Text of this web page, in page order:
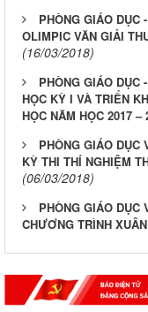
PHÒNG GIÁO DỤC
OLIMPIC VĂN GIẢI
(16/03/2018)
PHÒNG GIÁO DỤC
HỌC KỲ I VÀ TRIỂN
HỌC NĂM HỌC 2017 –
PHÒNG GIÁO DỤC
KỲ THI THÍ NGHIỆM
(06/03/2018)
PHÒNG GIÁO DỤC
CHƯƠNG TRÌNH